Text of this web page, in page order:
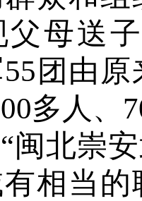
父母送
团由
多人、
北崇安
相当的